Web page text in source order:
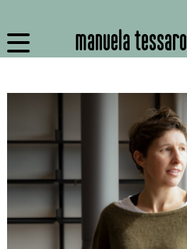
manuela tessaro